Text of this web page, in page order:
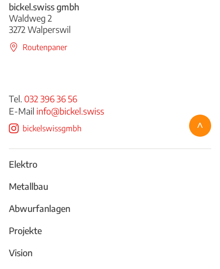
bickel.swiss gmbh
Waldweg 2
3272 Walperswil
Routenpaner
Tel. 032 396 36 56
E-Mail info@bickel.swiss
bickelswissgmbh
Elektro
Metallbau
Abwurfanlagen
Projekte
Vision
^